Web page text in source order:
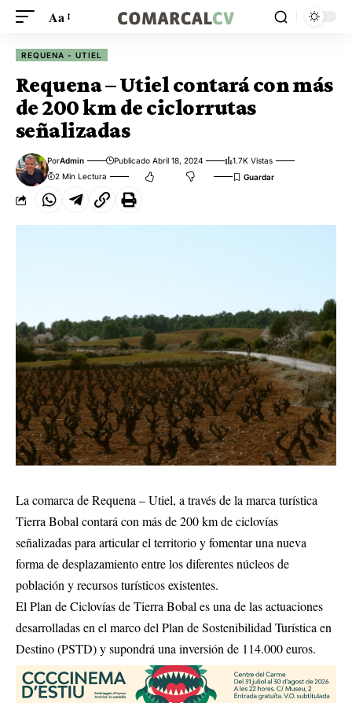
Aa
REQUENA - UTIEL
Requena – Utiel contará con más
de 200 km de ciclorrutas
señalizadas
PorAdmin Publicado Abril 18, 2024
1.7K Vistas
2 Min Lectura
La comarca de Requena – Utiel, a través de la marca turística
Tierra Bobal contará con más de 200 km de ciclovías
señalizadas para articular el territorio y fomentar una nueva
forma de desplazamiento entre los diferentes núcleos de
población y recursos turísticos existentes.
El Plan de Ciclovías de Tierra Bobal es una de las actuaciones
desarrolladas en el marco del Plan de Sostenibilidad Turística en
Destino (PSTD) y supondrá una inversión de 114.000 euros.